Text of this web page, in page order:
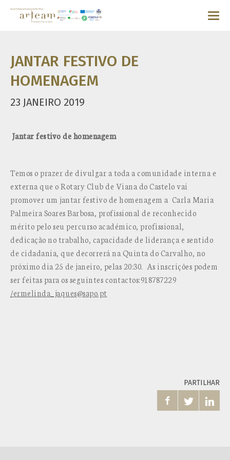
JANTAR FESTIVO DE
HOMENAGEM
23 JANEIRO 2019
Jantar festivo de homenagem
Temos o prazer de divulgar a toda a comunidade interna e
externa que o Rotary Club de Viana do Castelo vai
promover um jantar festivo de homenagem a Carla Maria
Palmeira Soares Barbosa, profissional de reconhecido
mérito pelo seu percurso académico, profissional,
dedicação no trabalho, capacidade de liderança e sentido
de cidadania, que decorrerá na Quinta do Carvalho, no
próximo dia 25 de janeiro, pelas 20:30. As inscrições podem
ser feitas para os seguintes contactos:918787229
/ermelinda_jaques@sapo.pt
PARTILHAR
  